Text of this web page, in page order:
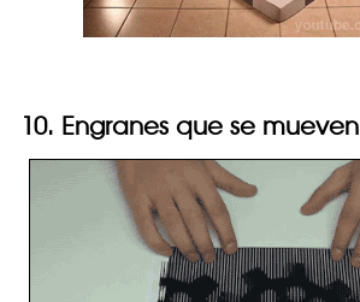
10. Engranes que se mueven